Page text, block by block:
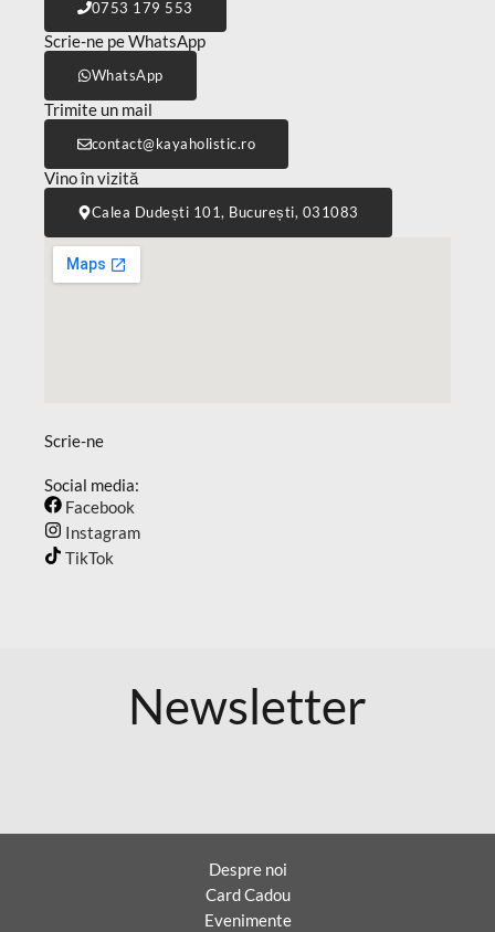
0753 179 553
Scrie-ne pe WhatsApp
WhatsApp
Trimite un mail
or.citsilohayak
@tcatnoc
Vino în vizită
Calea Dudești 101, București, 031083
Scrie-ne
Social media:
Facebook
Instagram
TikTok
Newsletter
Despre noi
Card Cadou
Evenimente